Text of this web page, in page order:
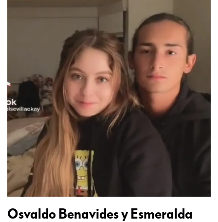
Osvaldo Benavides y Esmeralda